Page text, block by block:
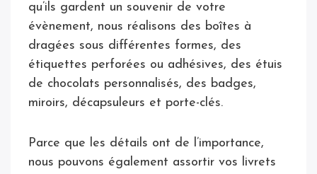
qu’ils gardent un souvenir de votre
évènement, nous réalisons des boîtes à
dragées sous différentes formes, des
étiquettes perforées ou adhésives, des étuis
de chocolats personnalisés, des badges,
miroirs, décapsuleurs et porte-clés.
Parce que les détails ont de l’importance,
nous pouvons également assortir vos livrets